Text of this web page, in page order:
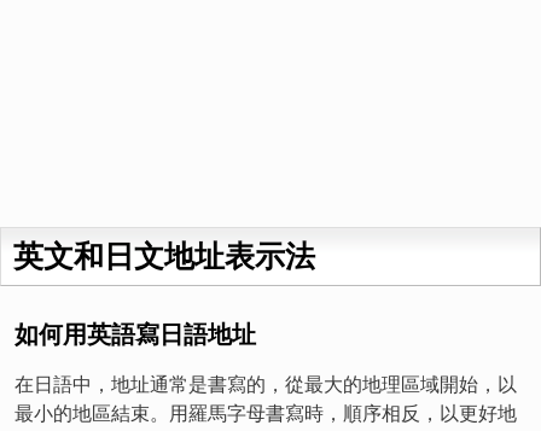
英文和日文地址表示法
如何用英語寫日語地址
在日語中，地址通常是書寫的，從最大的地理區域開始，以
最小的地區結束。用羅馬字母書寫時，順序相反，以更好地